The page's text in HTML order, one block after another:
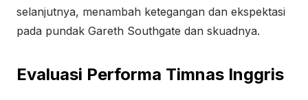
selanjutnya, menambah ketegangan dan ekspektasi
pada pundak Gareth Southgate dan skuadnya.
Evaluasi Performa Timnas Inggris